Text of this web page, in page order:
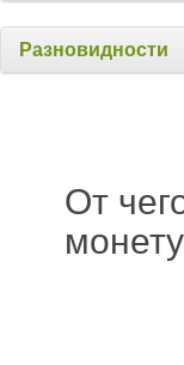
Разновидности
От